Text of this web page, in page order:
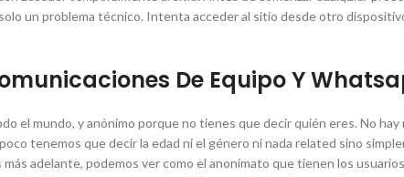
⁣un problema ‌técnico. Intenta acceder al sitio desde otro
De Equipo Y
el mundo, y anónimo porque no tienes que decir quién eres. No hay
tenemos que decir la edad ni el género ni nada related sino
más adelante, podemos ver como el anonimato que tienen los